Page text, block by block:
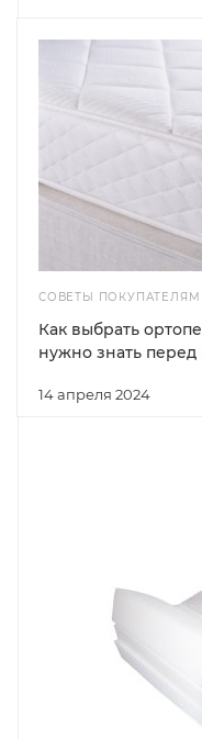
СОВЕТЫ ПОКУПАТЕЛЯМ
14 апреля 2024
Как выбрать
нужно знать перед